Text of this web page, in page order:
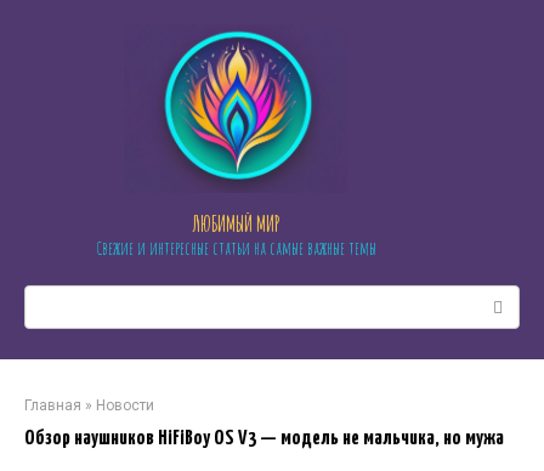
ЛЮБИМЫЙ МИР
Свежие и интересные статьи на самые важные темы
Главная » Новости
Обзор наушников HiFiBoy OS V3 — модель не мальчика, но мужа